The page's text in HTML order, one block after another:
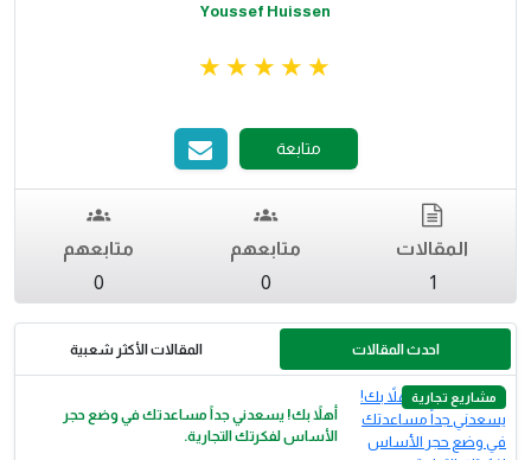
Youssef Huissen
متابعة
المقالات
1
متابعهم
0
متابعهم
0
احدث المقالات المقالات الأكثر شعبية
مشاريع تجارية
أهلاً بك! يسعدني جداً مساعدتك في وضع حجر
الأساس لفكرتك التجارية.